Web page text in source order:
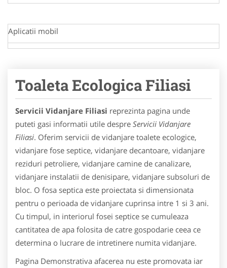
Aplicatii mobil
Toaleta Ecologica Filiasi
Servicii Vidanjare Filiasi reprezinta pagina unde
puteti gasi informatii utile despre Servicii Vidanjare
Filiasi. Oferim servicii de vidanjare toalete ecologice,
vidanjare fose septice, vidanjare decantoare, vidanjare
reziduri petroliere, vidanjare camine de canalizare,
vidanjare instalatii de denisipare, vidanjare subsoluri de
bloc. O fosa septica este proiectata si dimensionata
pentru o perioada de vidanjare cuprinsa intre 1 si 3 ani.
Cu timpul, in interiorul fosei septice se cumuleaza
cantitatea de apa folosita de catre gospodarie ceea ce
determina o lucrare de intretinere numita vidanjare.
Pagina Demonstrativa afacerea nu este promovata iar